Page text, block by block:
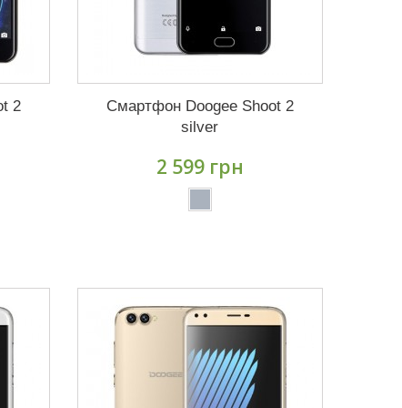
2
Смартфон Doogee Shoot 2
silver
2 599 грн